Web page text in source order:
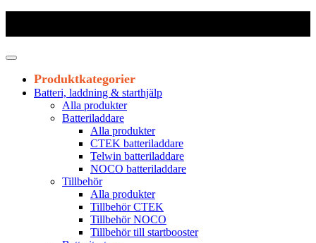
Produktkategorier
Batteri, laddning & starthjälp
Alla produkter
Batteriladdare
Alla produkter
CTEK batteriladdare
Telwin batteriladdare
NOCO batteriladdare
Tillbehör
Alla produkter
Tillbehör CTEK
Tillbehör NOCO
Tillbehör till startbooster